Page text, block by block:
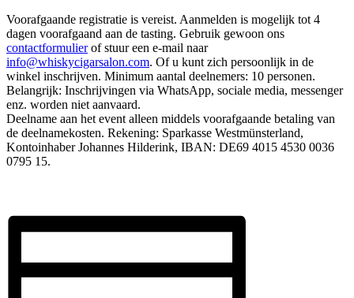
Voorafgaande registratie is vereist. Aanmelden is mogelijk tot 4
dagen voorafgaand aan de tasting. Gebruik gewoon ons
contactformulierof stuur een e-mail naar
info@whiskycigarsalon.com. Of u kunt zich persoonlijk in de
winkel inschrijven. Minimum aantal deelnemers: 10 personen.
Belangrijk: Inschrijvingen via WhatsApp, sociale media, messenger
enz. worden niet aanvaard.
Deelname aan het event alleen middels voorafgaande betaling van
de deelnamekosten. Rekening: Sparkasse Westmünsterland,
Kontoinhaber Johannes Hilderink, IBAN: DE69 4015 4530 0036
0795 15.